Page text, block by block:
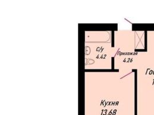
Да, удалить